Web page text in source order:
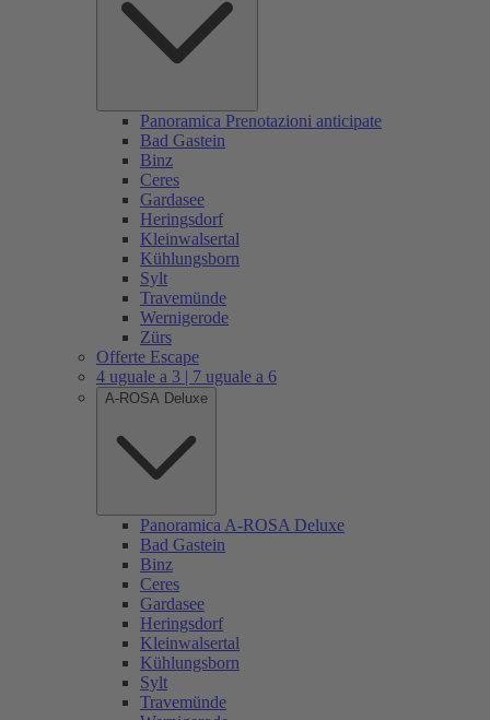
Panoramica Prenotazioni anticipate
Bad Gastein
Binz
Ceres
Gardasee
Heringsdorf
Kleinwalsertal
Kühlungsborn
Sylt
Travemünde
Wernigerode
Zürs
Offerte Escape
4 uguale a 3 | 7 uguale a 6
A-ROSA Deluxe
Panoramica A-ROSA Deluxe
Bad Gastein
Binz
Ceres
Gardasee
Heringsdorf
Kleinwalsertal
Kühlungsborn
Sylt
Travemünde